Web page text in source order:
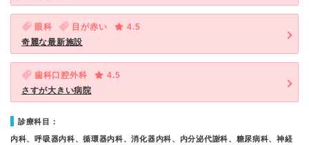
眼科 目が赤い
4.5
奇麗な最新施設
歯科口腔外科
4.5
さすが大きい病院
診療科目：
内科、呼吸器内科、循環器内科、消化器内科、内分泌代謝科、糖尿病科、神経